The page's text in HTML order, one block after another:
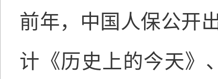
前年，中国人保公开
计《历史上的今天》